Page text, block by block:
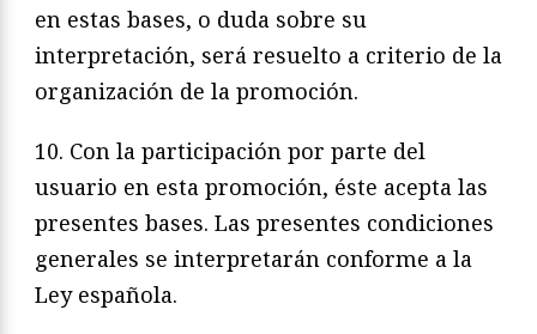
en estas bases, o duda sobre su
interpretación, será resuelto a criterio de la
organización de la promoción.
10. Con la participación por parte del
usuario en esta promoción, éste acepta las
presentes bases. Las presentes condiciones
generales se interpretarán conforme a la
Ley española.